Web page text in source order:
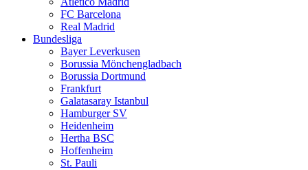
FC Barcelona
Real Madrid
Bundesliga
Bayer Leverkusen
Borussia Mönchengladbach
Borussia Dortmund
Frankfurt
Galatasaray Istanbul
Hamburger SV
Heidenheim
Hertha BSC
Hoffenheim
St. Pauli